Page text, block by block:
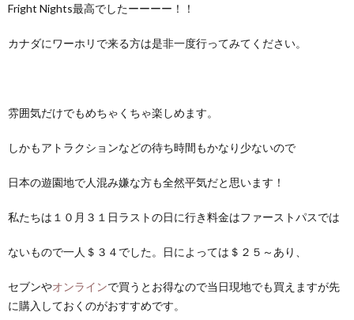
Fright Nights最高でしたーーーー！！
カナダにワーホリで来る方は是非一度行ってみてください。
雰囲気だけでもめちゃくちゃ楽しめます。
しかもアトラクションなどの待ち時間もかなり少ないので
日本の遊園地で人混み嫌な方も全然平気だと思います！
私たちは１０月３１日ラストの日に行き料金はファーストパスでは
ないもので一人＄３４でした。日によっては＄２５～あり、
セブンやオンラインで買うとお得なので当日現地でも買えますが先
に購入しておくのがおすすめです。